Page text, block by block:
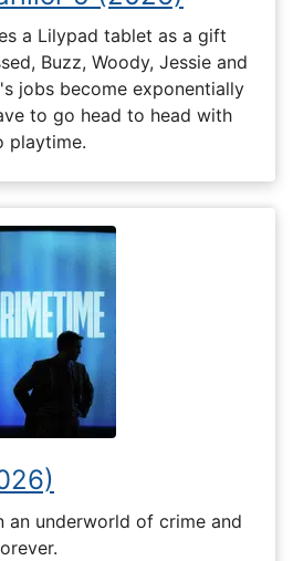
a Lilypad tablet as a gift
Buzz, Woody, Jessie and
jobs become exponentially
to go head to head with
playtime.
an underworld of crime and